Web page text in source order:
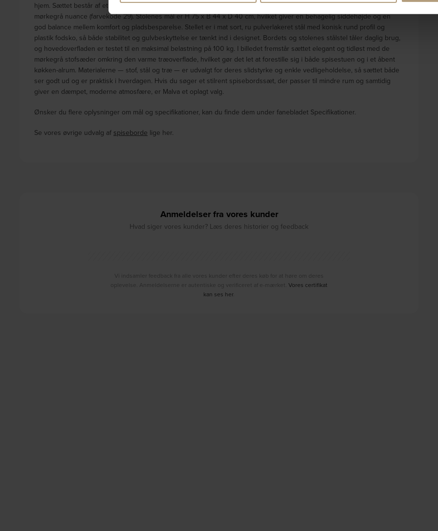
dem, eller som de har indsamlet fra din brug af deres tjenester.
hjem. Sættet består af et rektangulært bord med bordplade i vild eg ru melamin og fire stole betrukket med Nesia stof i en
mørkegrå nuance (farvekode 29). Stolenes mål er H 75 x B 44 x D 40 cm, hvilket giver en behagelig siddehøjde og en
god balance mellem komfort og pladsbesparelse. Stellet er i mat sort, ru pulverlakeret stål med konisk rund profil og
plastik fodsko, så både stabilitet og gulvbeskyttelse er tænkt ind i designet. Bordets og stolenes stålstel tåler daglig brug,
og hovedoverfladen er testet til en maksimal belastning på 100 kg. I billedet fremstår sættet elegant og tidløst med de
mørkegrå stofsæder omkring den varme træoverflade, hvilket gør det let at forestille sig i både spisestuen og i et åbent
køkken-alrum. Materialerne — stof, stål og træ — er udvalgt for deres slidstyrke og enkle vedligeholdelse, så sættet både
ser godt ud og er praktisk i hverdagen. Hvis du søger et stilrent spisebordssæt, der passer til mindre rum og samtidig
giver en dæmpet, moderne atmosfære, er Malva et oplagt valg.
Ønsker du flere oplysninger om mål og specifikationer, kan du finde dem under fanebladet Specifikationer.
Se vores øvrige udvalg af spiseborde lige her.
Anmeldelser fra vores kunder
Hvad siger vores kunder? Læs deres historier og feedback
Vi indsamler feedback fra alle vores kunder efter deres køb for at høre om deres
oplevelse. Anmeldelserne er autentiske og verificeret af e-mærket. Vores certifikat
kan ses her.